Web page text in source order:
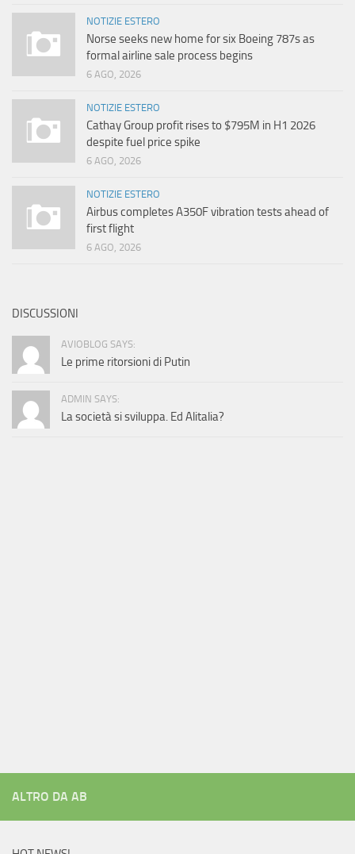
NOTIZIE ESTERO
Norse seeks new home for six Boeing 787s as
formal airline sale process begins
6 AGO, 2026
NOTIZIE ESTERO
Cathay Group profit rises to $795M in H1 2026
despite fuel price spike
6 AGO, 2026
NOTIZIE ESTERO
Airbus completes A350F vibration tests ahead of
first flight
6 AGO, 2026
DISCUSSIONI
AVIOBLOG SAYS:
Le prime ritorsioni di Putin
ADMIN SAYS:
La società si sviluppa. Ed Alitalia?
ALTRO DA AB